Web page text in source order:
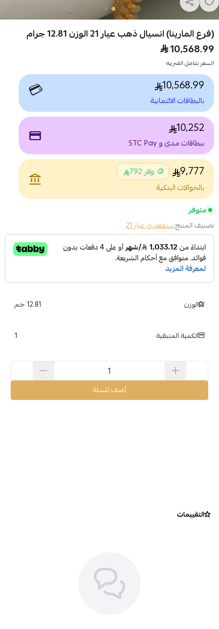
(فرع المارينا) انسيال ذهب عيار 21 الوزن 12.81 جرام
10,568.99
السعر شامل الضريبه
10,568.99
بالبطاقات الائتمانية 💳
10,252
ببطاقات مدى و STC Pay payment
9,777 🪙 وفر 792
بالحوالات البنكية
account_balance
متوفر
تصنيف المنتج:سنغفوري عيار 21
الوزن 12.81 جم
الكمية المتبقية 1
أضف للسلة
التقييمات